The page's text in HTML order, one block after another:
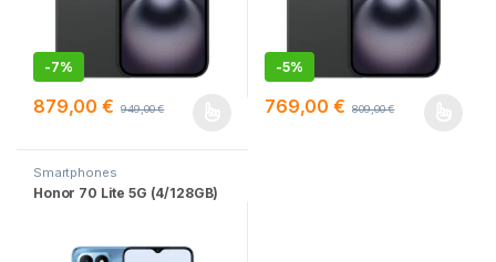
-7%
879,00€ 949,00€
-5%
769,00€ 809,00€
Smartphones
Honor 70 Lite 5G (4/128GB)